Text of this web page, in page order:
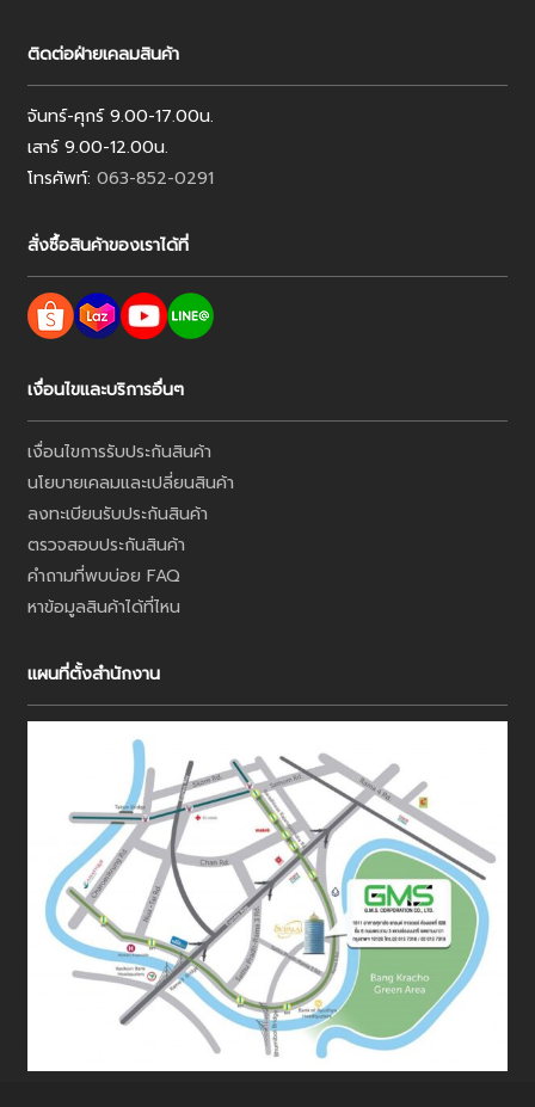
ติดต่อฝ่ายเคลมสินค้า
จันทร์-ศุกร์ 9.00-17.00น.
เสาร์ 9.00-12.00น.
โทรศัพท์: 063-852-0291
สั่งซื้อสินค้าของเราได้ที่
เงื่อนไขและบริการอื่นๆ
เงื่อนไขการรับประกันสินค้า
นโยบายเคลมและเปลี่ยนสินค้า
ลงทะเบียนรับประกันสินค้า
ตรวจสอบประกันสินค้า
คำถามที่พบบ่อย FAQ
หาข้อมูลสินค้าได้ที่ไหน
แผนที่ตั้งสำนักงาน